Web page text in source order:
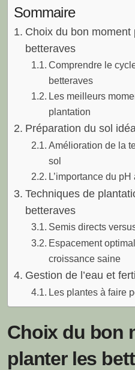
Sommaire
Choix du bon moment
betteraves
Comprendre le
betteraves
Les meilleurs
plantation
Préparation du sol
Amélioration de la
sol
L’importance du
Techniques de
betteraves
Semis directs
Espacement
croissance saine
Gestion de l’eau et
Les plantes à faire
Choix du bon
planter les